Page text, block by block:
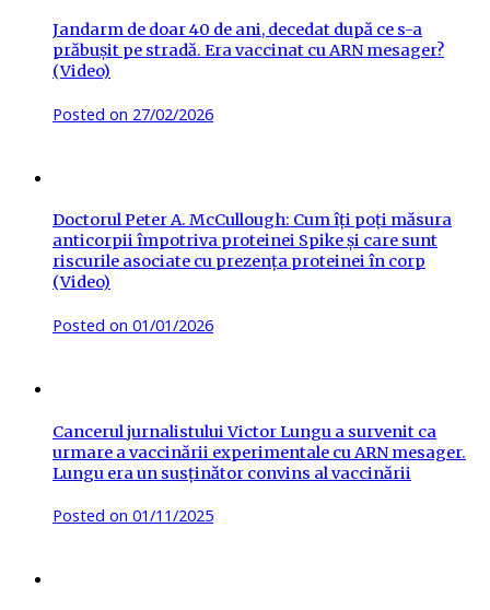
Jandarm de doar 40 de ani, decedat după ce s-a
prăbușit pe stradă. Era vaccinat cu ARN mesager?
(Video)
Posted on 27/02/2026
Doctorul Peter A. McCullough: Cum îți poți măsura
anticorpii împotriva proteinei Spike și care sunt
riscurile asociate cu prezența proteinei în corp
(Video)
Posted on 01/01/2026
Cancerul jurnalistului Victor Lungu a survenit ca
urmare a vaccinării experimentale cu ARN mesager.
Lungu era un susținător convins al vaccinării
Posted on 01/11/2025